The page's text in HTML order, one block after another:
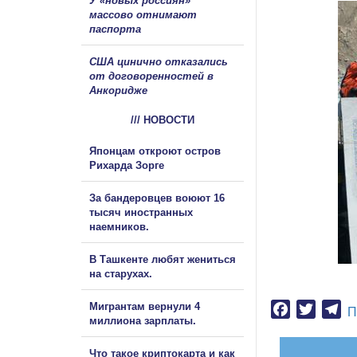
Facebook
Twitter
массово отнимают
паспорта
США цинично отказались
от договоренностей в
Анкоридже
/// НОВОСТИ
Японцам откроют остров
Рихарда Зорге
За бандеровцев воюют 16
тысяч иностранных
наемников.
В Ташкенте любят жениться
на старухах.
Мигрантам вернули 4
миллиона зарплаты.
Что такое криптокарта и как